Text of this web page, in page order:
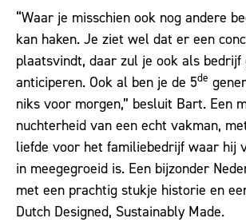
“Waar je misschien ook nog andere
kan haken. Je ziet wel dat er een
plaatsvindt, daar zul je ook als bedrijf
anticiperen. Ook al ben je de 5de
niks voor morgen,” besluit Bart. Een
nuchterheid van een echt vakman,
liefde voor het familiebedrijf waar hij
in meegegroeid is. Een bijzonder
met een prachtig stukje historie en
Dutch Designed, Sustainably Made.